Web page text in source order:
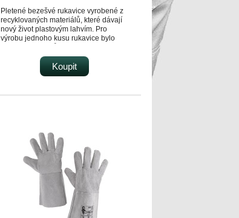
Pletené bezešvé rukavice vyrobené z
recyklovaných materiálů, které dávají
nový život plastovým lahvím. Pro
výrobu jednoho kusu rukavice bylo
jsou povrstveny v oblasti dlaně a prsů
pěnovým latexem pro pevnější úchop.
Poskytují ochranu před kontaktním
předměty do 100 °C, pomocné práce
ve stavebnictví, logistika, lehký
průmysl, skladová manipulace,
zemědělství, zahrada, hobby.
Koupit